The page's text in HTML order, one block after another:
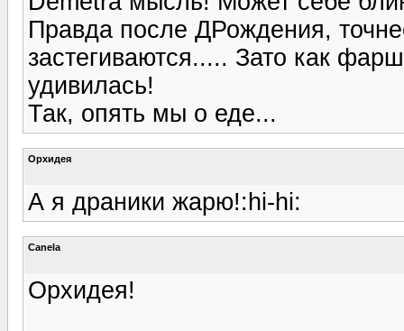
Правда после ДРождения,
застегиваются..... Зато как
удивилась!
Так, опять мы о еде...
Орхидея
А я драники жарю!:hi-hi:
Canela
Орхидея!